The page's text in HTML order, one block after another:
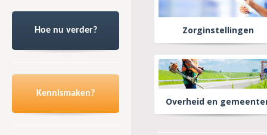
Hoe nu verder?
Kennismaken?
Zorginstellingen
Overheid en